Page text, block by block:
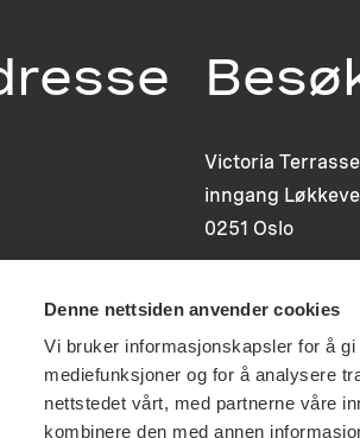
Denne nettsiden anvender cookies
Vi bruker informasjonskapsler for å
mediefunksjoner og for å analysere
nettstedet vårt, med partnerne våre
kombinere den med annen
Victoria Terrasse
inngang
0251 Oslo